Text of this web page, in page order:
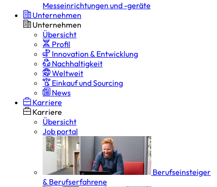
Messeinrichtungen und -geräte
Unternehmen
Unternehmen
Übersicht
Profil
Innovation & Entwicklung
Nachhaltigkeit
Weltweit
Einkauf und Sourcing
News
Karriere
Karriere
Übersicht
Job portal
Berufseinsteiger
& Berufserfahrene